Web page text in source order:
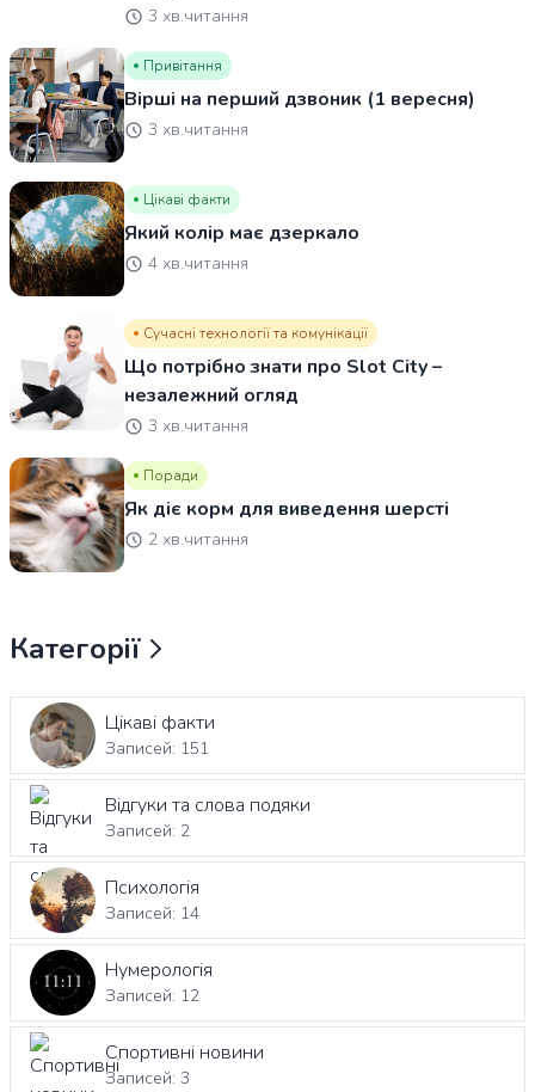
3 хв.читання
Привітання
Вірші на перший дзвоник (1 вересня)
3 хв.читання
Цікаві факти
Який колір має дзеркало
4 хв.читання
Сучасні технології та комунікації
Що потрібно знати про Slot City –
незалежний огляд
3 хв.читання
Поради
Як діє корм для виведення шерсті
2 хв.читання
Категорії
Цікаві факти
Записей: 151
Відгуки та слова подяки
Записей: 2
Психологія
Записей: 14
Нумерологія
Записей: 12
Спортивні новини
Записей: 3